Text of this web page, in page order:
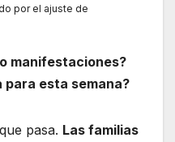
por el ajuste de
manifestaciones?
para esta semana?
pasa. Las familias